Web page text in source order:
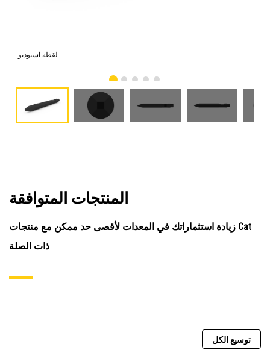
لقطة استوديو
المنتجات المتوافقة
زيادة استثماراتك في المعدات لأقصى حد ممكن مع منتجات Cat
ذات الصلة
توسيع الكل